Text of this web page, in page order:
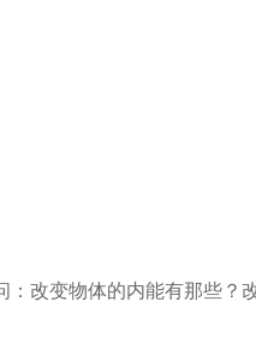
改变物体的内能有那些？